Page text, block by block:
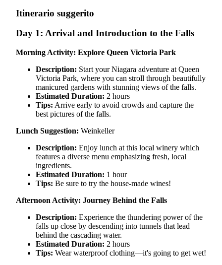
Itinerario suggerito
Day 1: Arrival and Introduction to the Falls
Morning Activity: Explore Queen Victoria Park
Description: Start your Niagara adventure at Queen
Victoria Park, where you can stroll through beautifully
manicured gardens with stunning views of the falls.
Estimated Duration: 2 hours
Tips: Arrive early to avoid crowds and capture the
best pictures of the falls.
Lunch Suggestion: Weinkeller
Description: Enjoy lunch at this local winery which
features a diverse menu emphasizing fresh, local
ingredients.
Estimated Duration: 1 hour
Tips: Be sure to try the house-made wines!
Afternoon Activity: Journey Behind the Falls
Description: Experience the thundering power of the
falls up close by descending into tunnels that lead
behind the cascading water.
Estimated Duration: 2 hours
Tips: Wear waterproof clothing—it's going to get wet!